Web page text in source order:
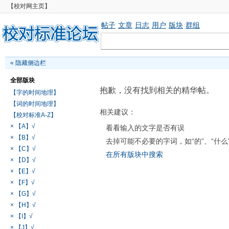
【校对网主页】
帖子 文章 日志 用户 版块 群组
« 隐藏侧边栏
全部版块
【字的时间地理】
【词的时间地理】
【校对标准A-Z】
× 【A】√
× 【B】√
× 【C】√
× 【D】√
× 【E】√
× 【F】√
× 【G】√
× 【H】√
× 【I】√
× 【J】√
抱歉，没有找到相关的精华帖。
相关建议：
看看输入的文字是否有误
去掉可能不必要的字词，如“的”、“什么
在所有版块中搜索